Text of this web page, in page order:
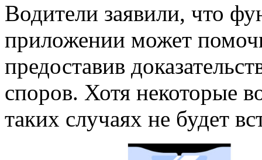
Водители заявили, что
приложении может
предоставив
споров. Хотя некоторые
таких случаях не будет